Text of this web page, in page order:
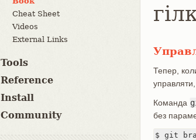
Cheat Sheet
Videos
External Links
Tools
Reference
Install
Community
Тепер,
Команда
без
$ git